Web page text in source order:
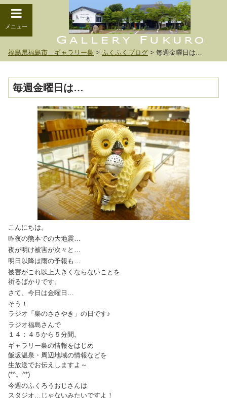
メニュー
福島県福島市 ギャラリー梟 > ふくふくブログ > 毎週金曜日は…
毎週金曜日は…
こんにちは。
昨夜の熊本での大地震…
夜が明け被害が次々と…
明日以降は雨の予報も…
被害がこれ以上大きくならないことを
祈るばかりです。
さて、今日は金曜日…
そう！
ラジオ「梟のささやき」の日です♪
ラジオ福島さんで
１４：４５から５分間。
ギャラリー梟の情報をはじめ
飯坂温泉・周辺地域の情報などを
生放送でお伝えしますよ～
(*^。^*)
今週のふくろうおじさんは
スタジオ…じゃないみたいですよ！